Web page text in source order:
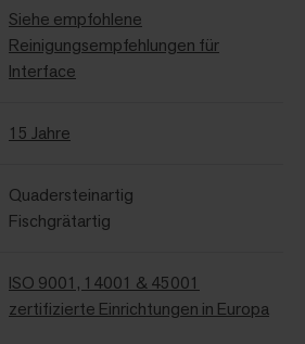
Siehe empfohlene
Reinigungsempfehlungen für
Interface
15 Jahre
Quadersteinartig
Fischgrätartig
ISO 9001, 14001 & 45001
zertifizierte Einrichtungen in Europa